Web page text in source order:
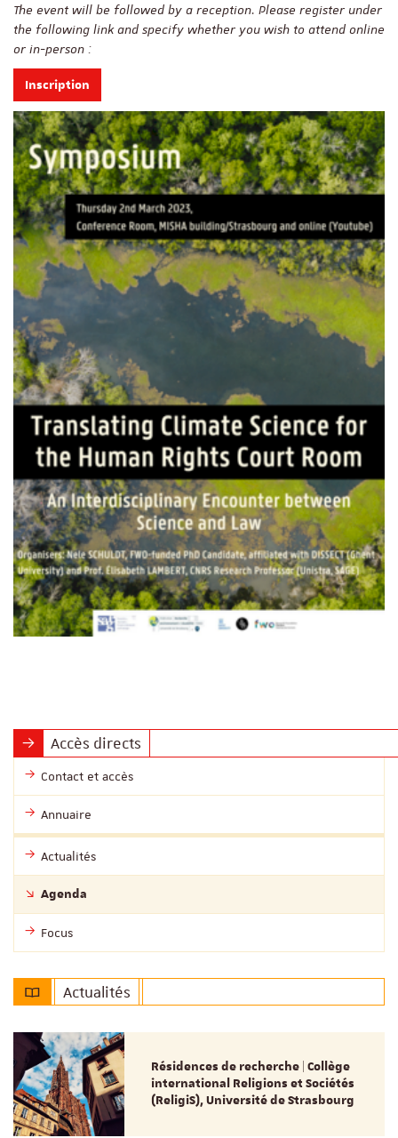
The event will be followed by a reception. Please register under
the following link and specify whether you wish to attend online
or in-person :
Inscription
Accès directs
Contact et accès
Annuaire
Actualités
Agenda
Focus
Actualités
Résidences de recherche | Collège
international Religions et Sociétés
(ReligiS), Université de Strasbourg